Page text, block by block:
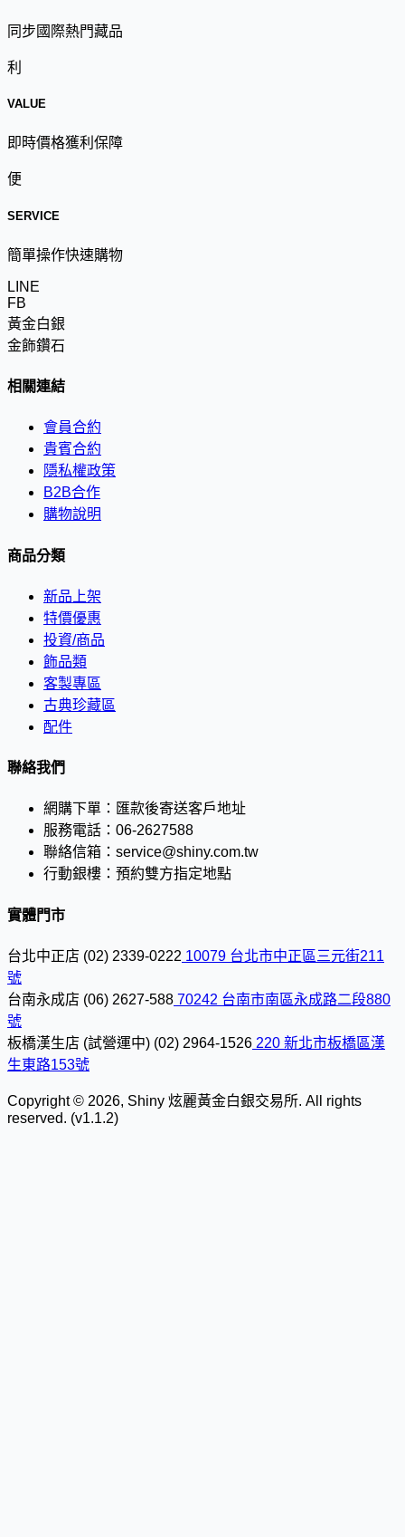
同步國際熱門藏品
利
VALUE
即時價格獲利保障
便
SERVICE
簡單操作快速購物
LINE
FB
黃金白銀
金飾鑽石
相關連結
會員合約
貴賓合約
隱私權政策
B2B合作
購物說明
商品分類
新品上架
特價優惠
投資/商品
飾品類
客製專區
古典珍藏區
配件
聯絡我們
網購下單： 匯款後寄送客戶地址
服務電話： 06-2627588
聯絡信箱： service@shiny.com.tw
行動銀樓： 預約雙方指定地點
實體門市
台北中正店 (02) 2339-0222 10079 台北市中正區三元街211
號
台南永成店 (06) 2627-588 70242 台南市南區永成路二段880
號
板橋漢生店 (試營運中) (02) 2964-1526 220 新北市板橋區漢
生東路153號
Copyright © 2026, Shiny 炫麗黃金白銀交易所. All rights
reserved. (v1.1.2)